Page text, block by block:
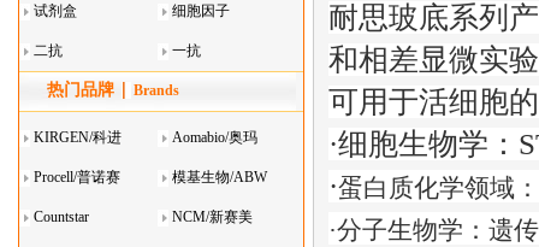
试剂盒 细胞因子
二抗 一抗
热门品牌 Brands
KIRGEN/科进 Aomabio/奥玛
Procell/普诺赛 模基生物/ABW
Countstar NCM/新赛美
耐思玻底系列
和相差显微实
可用于活细胞
·细胞生物学：
·蛋白质化学领域
·分子生物学：遗